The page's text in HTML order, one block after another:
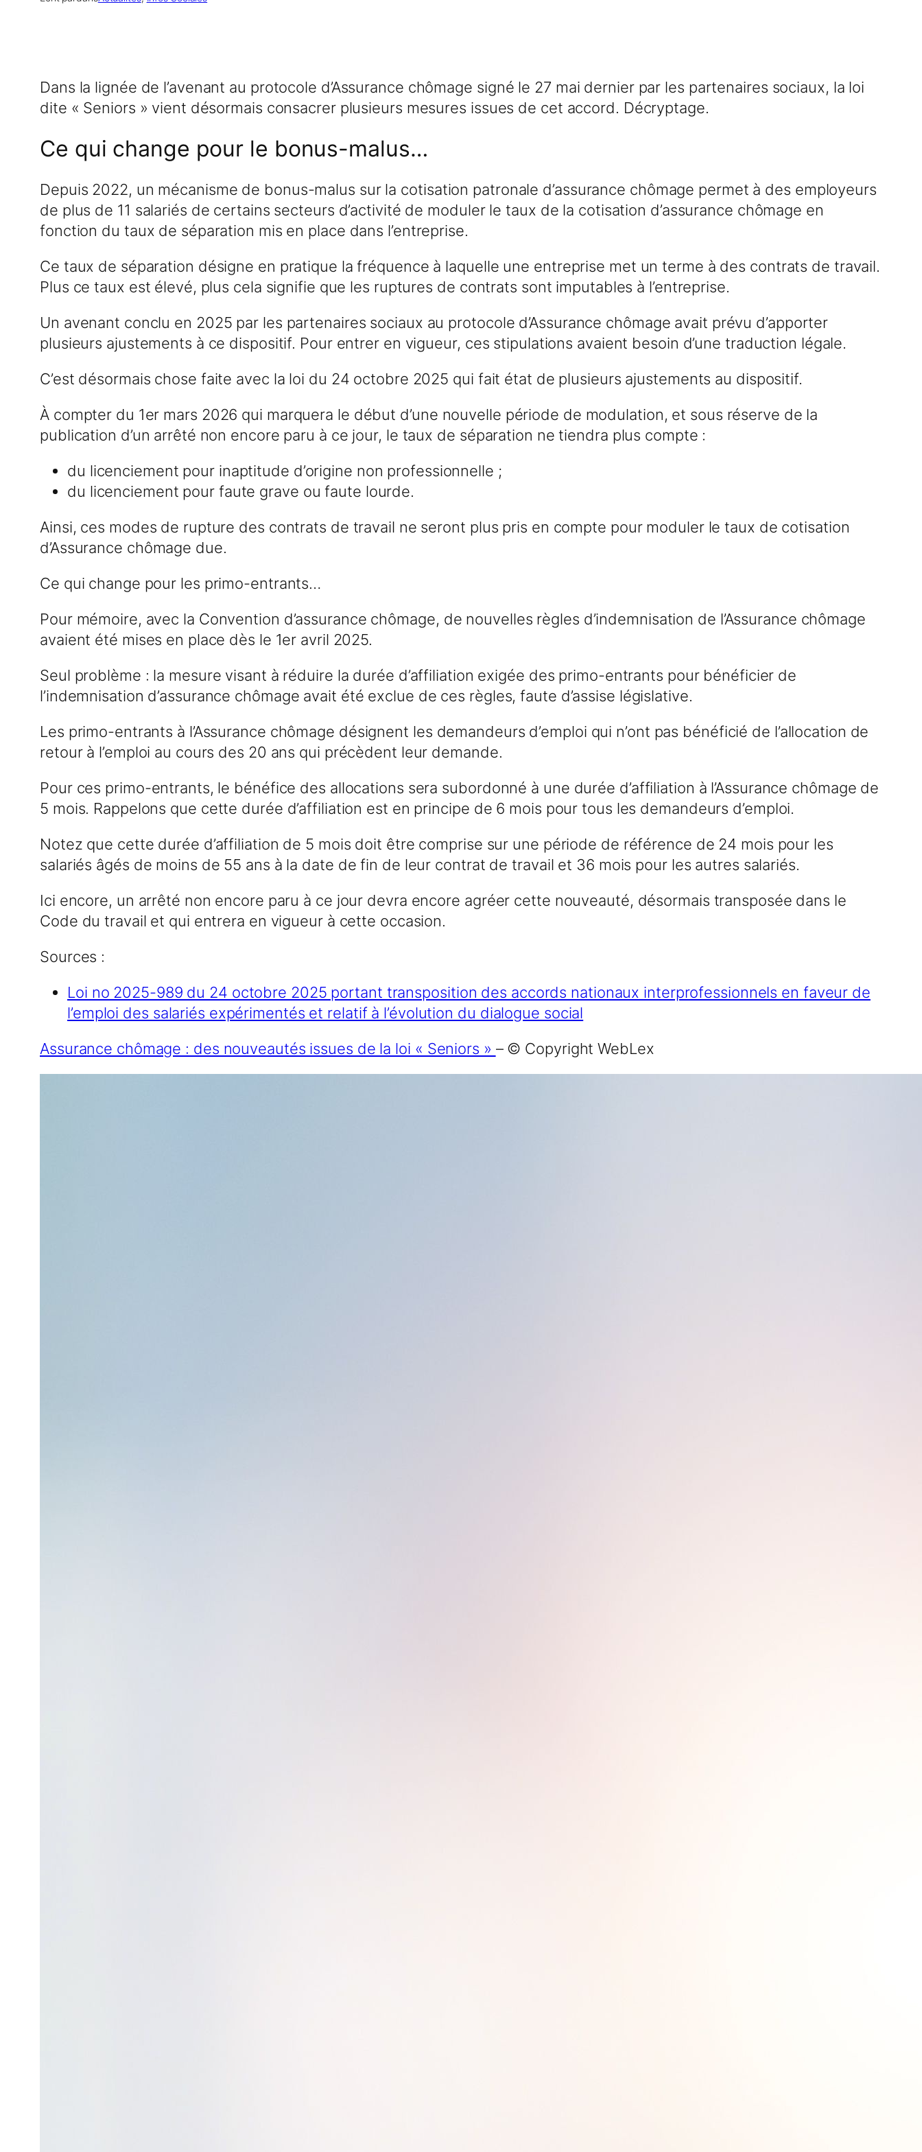
Dans la lignée de l’avenant au protocole d’Assurance chômage signé le 27 mai dernier par les partenaires sociaux, la loi
dite « Seniors » vient désormais consacrer plusieurs mesures issues de cet accord. Décryptage.
Ce qui change pour le bonus-malus…
Depuis 2022, un mécanisme de bonus-malus sur la cotisation patronale d’assurance chômage permet à des employeurs
de plus de 11 salariés de certains secteurs d’activité de moduler le taux de la cotisation d’assurance chômage en
fonction du taux de séparation mis en place dans l’entreprise.
Ce taux de séparation désigne en pratique la fréquence à laquelle une entreprise met un terme à des contrats de travail.
Plus ce taux est élevé, plus cela signifie que les ruptures de contrats sont imputables à l’entreprise.
Un avenant conclu en 2025 par les partenaires sociaux au protocole d’Assurance chômage avait prévu d’apporter
plusieurs ajustements à ce dispositif. Pour entrer en vigueur, ces stipulations avaient besoin d’une traduction légale.
C’est désormais chose faite avec la loi du 24 octobre 2025 qui fait état de plusieurs ajustements au dispositif.
À compter du 1er mars 2026 qui marquera le début d’une nouvelle période de modulation, et sous réserve de la
publication d’un arrêté non encore paru à ce jour, le taux de séparation ne tiendra plus compte :
du licenciement pour inaptitude d’origine non professionnelle ;
du licenciement pour faute grave ou faute lourde.
Ainsi, ces modes de rupture des contrats de travail ne seront plus pris en compte pour moduler le taux de cotisation
d’Assurance chômage due.
Ce qui change pour les primo-entrants…
Pour mémoire, avec la Convention d’assurance chômage, de nouvelles règles d’indemnisation de l’Assurance chômage
avaient été mises en place dès le 1er avril 2025.
Seul problème : la mesure visant à réduire la durée d’affiliation exigée des primo-entrants pour bénéficier de
l’indemnisation d’assurance chômage avait été exclue de ces règles, faute d’assise législative.
Les primo-entrants à l’Assurance chômage désignent les demandeurs d’emploi qui n’ont pas bénéficié de l’allocation de
retour à l’emploi au cours des 20 ans qui précèdent leur demande.
Pour ces primo-entrants, le bénéfice des allocations sera subordonné à une durée d’affiliation à l’Assurance chômage de
5 mois. Rappelons que cette durée d’affiliation est en principe de 6 mois pour tous les demandeurs d’emploi.
Notez que cette durée d’affiliation de 5 mois doit être comprise sur une période de référence de 24 mois pour les
salariés âgés de moins de 55 ans à la date de fin de leur contrat de travail et 36 mois pour les autres salariés.
Ici encore, un arrêté non encore paru à ce jour devra encore agréer cette nouveauté, désormais transposée dans le
Code du travail et qui entrera en vigueur à cette occasion.
Sources :
Loi no 2025-989 du 24 octobre 2025 portant transposition des accords nationaux interprofessionnels en faveur de
l’emploi des salariés expérimentés et relatif à l’évolution du dialogue social
Assurance chômage : des nouveautés issues de la loi « Seniors » – © Copyright WebLex